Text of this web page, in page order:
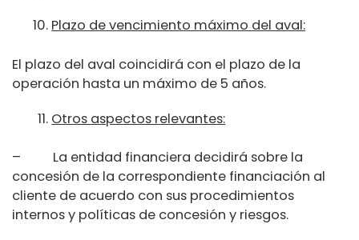
Plazo de vencimiento máximo del aval:
El plazo del aval coincidirá con el plazo de la
operación hasta un máximo de 5 años.
Otros aspectos relevantes:
– La entidad financiera decidirá sobre la
concesión de la correspondiente financiación al
cliente de acuerdo con sus procedimientos
internos y políticas de concesión y riesgos.